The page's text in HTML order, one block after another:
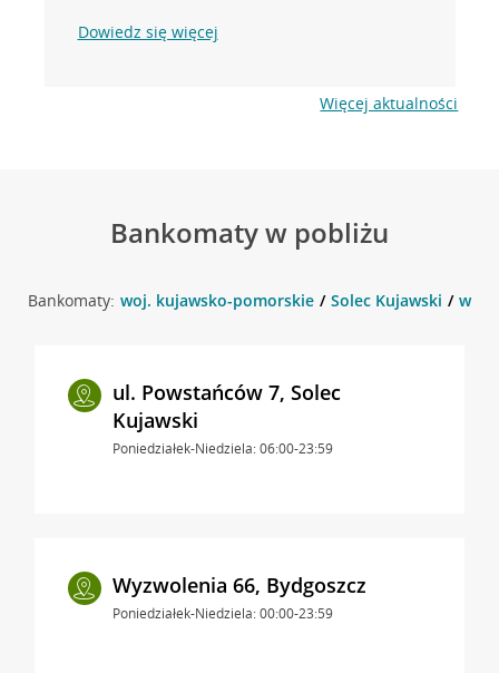
Dowiedz się więcej
Więcej aktualności
Bankomaty w pobliżu
Bankomaty: woj. kujawsko-pomorskie Solec Kujawski w
ul. Powstańców 7, Solec
Kujawski
Poniedziałek-Niedziela: 06:00-23:59
Wyzwolenia 66, Bydgoszcz
Poniedziałek-Niedziela: 00:00-23:59